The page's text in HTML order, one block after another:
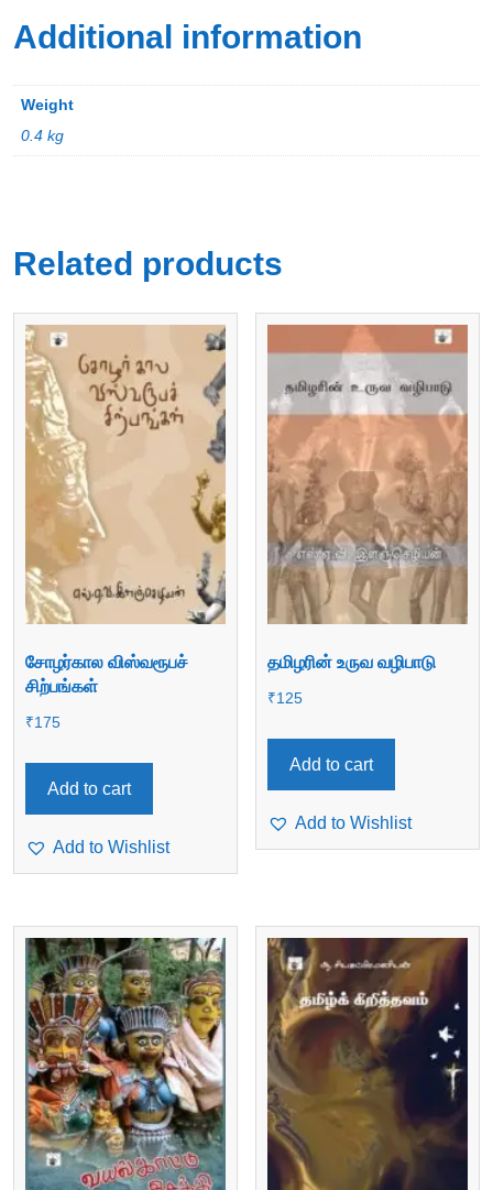
Additional information
Weight
0.4 kg
Related products
சோழர்கால விஸ்வரூபச்
சிற்பங்கள்
₹175
Add to cart
Add to Wishlist
தமிழரின் உருவ வழிபாடு
₹125
Add to cart
Add to Wishlist